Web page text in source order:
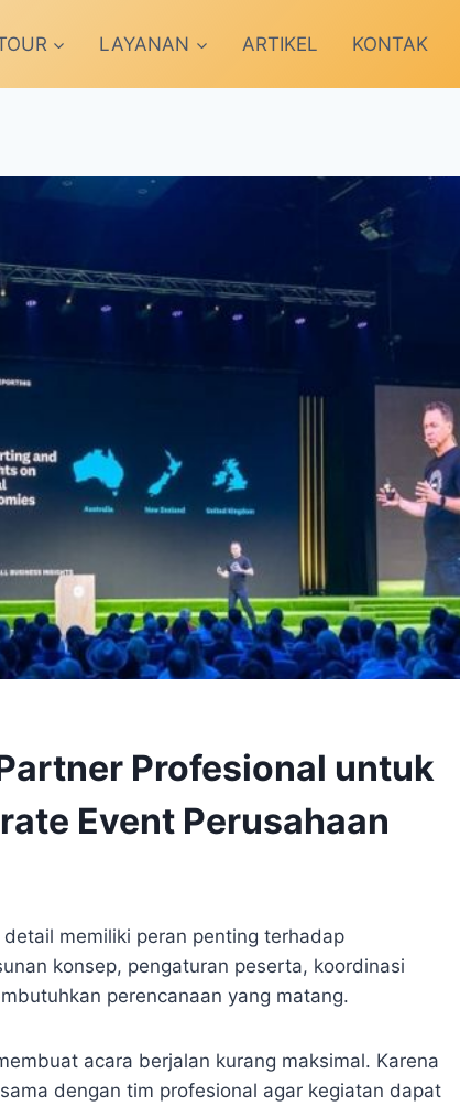
LAYANAN ARTIKEL KONTAK
Profesional untuk
Event Perusahaan
memiliki peran penting terhadap
konsep, pengaturan peserta, koordinasi
perencanaan yang matang.
acara berjalan kurang maksimal. Karena
dengan tim profesional agar kegiatan dapat